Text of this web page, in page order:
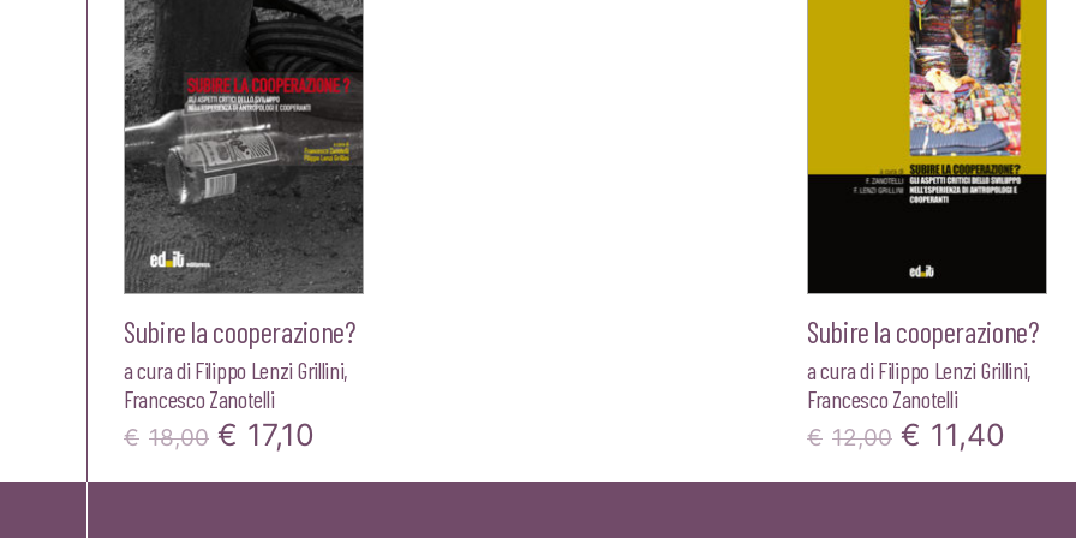
Subire la cooperazione?
a cura di Filippo Lenzi Grillini,
Francesco Zanotelli
€ 18,00 Il
prezzo
€ 17,10
prezzo
Subire la cooperazione?
a cura di Filippo Lenzi Grillini,
Francesco Zanotelli
€ 12,00 Il
prezzo
€ 11,40